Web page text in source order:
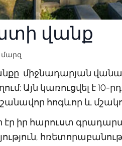
վանք
միջնադարյան
Այն կառուցվել է 10-
հոգևոր և
իր հարուստ